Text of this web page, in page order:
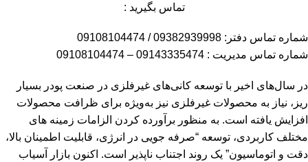
تماس بگیرید :
شماره تماس دفتر: 09382939998
/
09108104474
شماره تماس مدیریت : 09143335474
–
09108104474
در سال‌های اخیر با توسعه کانی‌های غیرفلزی در صنعت پودر بسیار
ریز، نیاز به محصولات غیرفلزی نیز به‌ویژه برای ظرافت محصولات
افزایش یافته است. به منظور برآورده کردن الزامات زمینه های
مختلف کاربردی، توسعه “صرفه جویی در انرژی، قابلیت اطمینان بالا،
دقت و اتوماسیون” یک روند اجتناب ناپذیر است. اکنون بازار آسیاب